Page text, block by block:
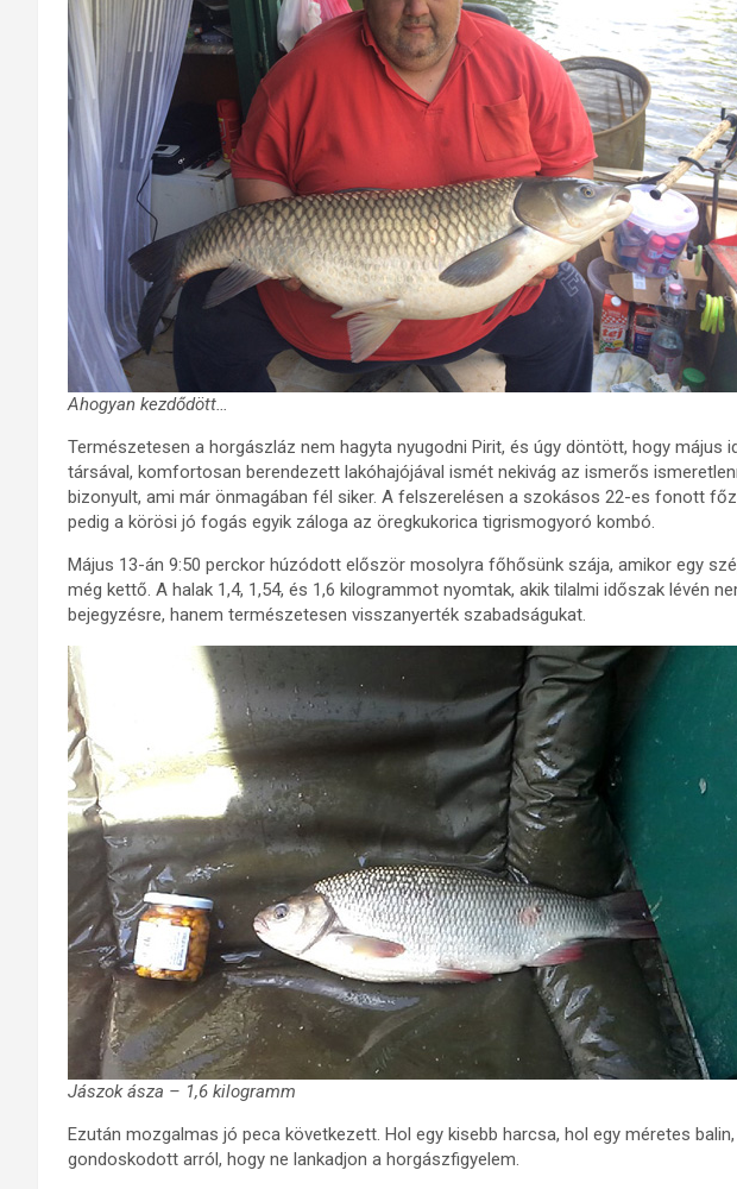
Ahogyan kezdődött…
Természetesen a horgászláz nem hagyta nyugodni Pirit, és úgy döntött, hogy május
társával, komfortosan berendezett lakóhajójával ismét nekivág az ismerős
bizonyult, ami már önmagában fél siker. A felszerelésen a szokásos 22-es fonott
pedig a körösi jó fogás egyik záloga az öregkukorica tigrismogyoró kombó.
Május 13-án 9:50 perckor húzódott először mosolyra főhősünk szája, amikor egy
még kettő. A halak 1,4, 1,54, és 1,6 kilogrammot nyomtak, akik tilalmi időszak lévén
bejegyzésre, hanem természetesen visszanyerték szabadságukat.
Jászok ásza – 1,6 kilogramm
Ezután mozgalmas jó peca következett. Hol egy kisebb harcsa, hol egy méretes
gondoskodott arról, hogy ne lankadjon a horgászfigyelem.